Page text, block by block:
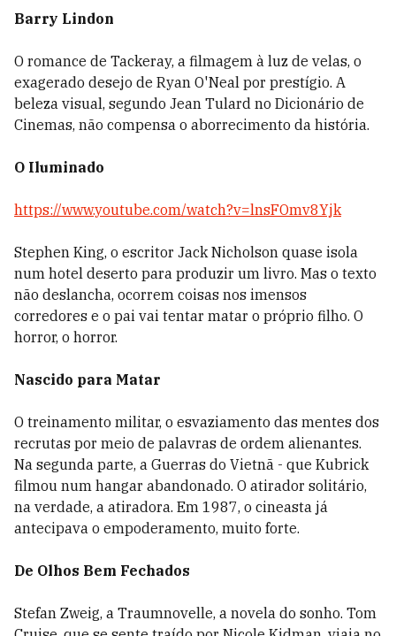
Barry Lindon
O romance de Tackeray, a filmagem à luz de velas, o
exagerado desejo de Ryan O'Neal por prestígio. A
beleza visual, segundo Jean Tulard no Dicionário de
Cinemas, não compensa o aborrecimento da história.
O Iluminado
https://www.youtube.com/watch?v=lnsFOmv8Yjk
Stephen King, o escritor Jack Nicholson quase isola
num hotel deserto para produzir um livro. Mas o texto
não deslancha, ocorrem coisas nos imensos
corredores e o pai vai tentar matar o próprio filho. O
horror, o horror.
Nascido para Matar
O treinamento militar, o esvaziamento das mentes dos
recrutas por meio de palavras de ordem alienantes.
Na segunda parte, a Guerras do Vietnã - que Kubrick
filmou num hangar abandonado. O atirador solitário,
na verdade, a atiradora. Em 1987, o cineasta já
antecipava o empoderamento, muito forte.
De Olhos Bem Fechados
Stefan Zweig, a Traumnovelle, a novela do sonho. Tom